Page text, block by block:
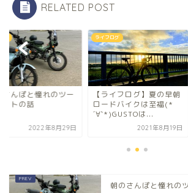
RELATED POST
さんぽと憧れのツー
ットの話
2022年8月29日
ライフログ
【ライフログ】夏の早朝
ロードバイクは至福(*
´∀`*)GUSTOは...
2021年8月19日
朝のさんぽと憧れの